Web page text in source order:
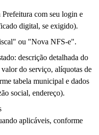
Prefeitura com seu login e
digital, se exigido).
ou "Nova NFS-e".
descrição detalhada do
do serviço, alíquotas de
tabela municipal e dados
social, endereço).
aplicáveis, conforme